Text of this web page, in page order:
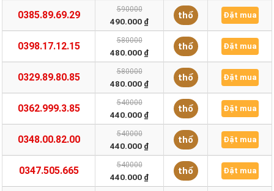
0385.89.69.29 590000
490.000 ₫
thổ Đặt mua
0398.17.12.15 580000
480.000 ₫
thổ Đặt mua
0329.89.80.85 580000
480.000 ₫
thổ Đặt mua
0362.999.3.85 540000
440.000 ₫
thổ Đặt mua
0348.00.82.00 540000
440.000 ₫
thổ Đặt mua
0347.505.665 540000
440.000 ₫
thổ Đặt mua